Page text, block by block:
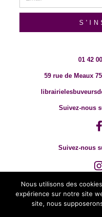
01 42
59 rue de Meaux
Suivez-nous
Suivez-nous
Nous utilisons des
expérience sur notre site
site, nous